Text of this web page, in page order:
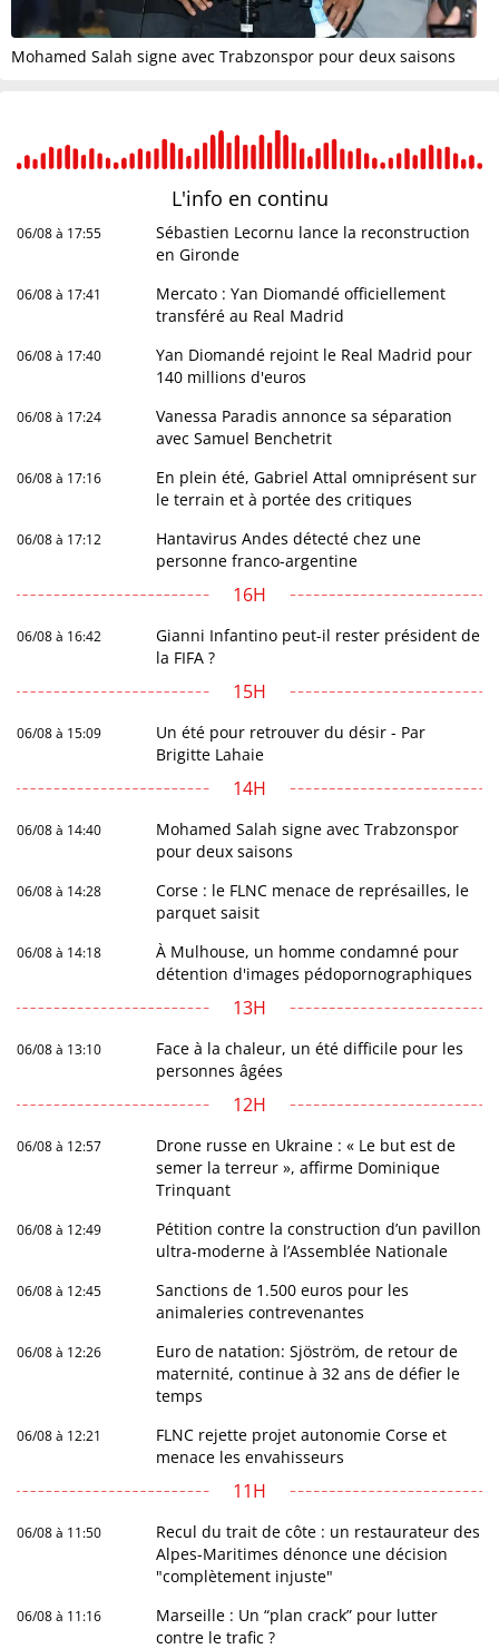
Mohamed Salah signe avec Trabzonspor pour deux saisons
L'info en continu
06/08 à 17:55
Sébastien Lecornu lance la reconstruction
en Gironde
06/08 à 17:41
Mercato : Yan Diomandé officiellement
transféré au Real Madrid
06/08 à 17:40
Yan Diomandé rejoint le Real Madrid pour
140 millions d'euros
06/08 à 17:24
Vanessa Paradis annonce sa séparation
avec Samuel Benchetrit
06/08 à 17:16
En plein été, Gabriel Attal omniprésent sur
le terrain et à portée des critiques
06/08 à 17:12
Hantavirus Andes détecté chez une
personne franco-argentine
16H
06/08 à 16:42
Gianni Infantino peut-il rester président de
la FIFA ?
15H
06/08 à 15:09
Un été pour retrouver du désir - Par
Brigitte Lahaie
14H
06/08 à 14:40
Mohamed Salah signe avec Trabzonspor
pour deux saisons
06/08 à 14:28
Corse : le FLNC menace de représailles, le
parquet saisit
06/08 à 14:18
À Mulhouse, un homme condamné pour
détention d'images pédopornographiques
13H
06/08 à 13:10
Face à la chaleur, un été difficile pour les
personnes âgées
12H
06/08 à 12:57
Drone russe en Ukraine : « Le but est de
semer la terreur », affirme Dominique
Trinquant
06/08 à 12:49
Pétition contre la construction d’un pavillon
ultra-moderne à l’Assemblée Nationale
06/08 à 12:45
Sanctions de 1.500 euros pour les
animaleries contrevenantes
06/08 à 12:26
Euro de natation: Sjöström, de retour de
maternité, continue à 32 ans de défier le
temps
06/08 à 12:21
FLNC rejette projet autonomie Corse et
menace les envahisseurs
11H
06/08 à 11:50
Recul du trait de côte : un restaurateur des
Alpes-Maritimes dénonce une décision
"complètement injuste"
06/08 à 11:16
Marseille : Un “plan crack” pour lutter
contre le trafic ?